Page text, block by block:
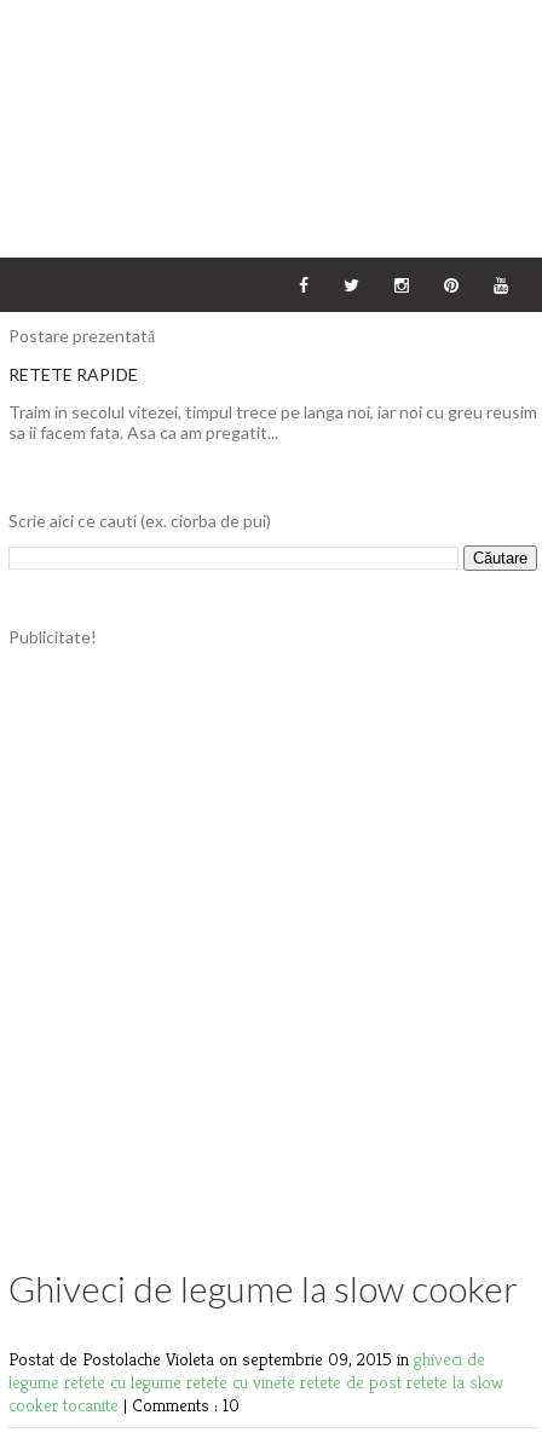
Postare prezentată
RETETE RAPIDE
Traim in secolul vitezei, timpul trece pe langa noi, iar noi cu greu reusim
sa ii facem fata. Asa ca am pregatit...
Scrie aici ce cauti (ex. ciorba de pui)
Publicitate!
Ghiveci de legume la slow cooker
Postat de Postolache Violeta on septembrie 09, 2015 in ghiveci de
legume retete cu legume retete cu vinete retete de post retete la slow
cookertocanite | Comments : 10